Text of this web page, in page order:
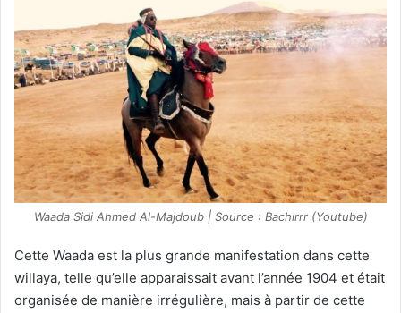
Waada Sidi Ahmed Al-Majdoub | Source : Bachirrr (Youtube)
Cette Waada est la plus grande manifestation dans cette
willaya, telle qu’elle apparaissait avant l’année 1904 et était
organisée de manière irrégulière, mais à partir de cette